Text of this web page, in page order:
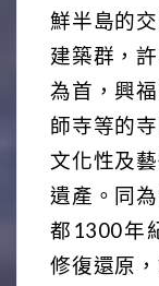
鮮半島的
建築群，
為首，興
師寺等的
文化性及
遺產。同
都1300年
修復還原